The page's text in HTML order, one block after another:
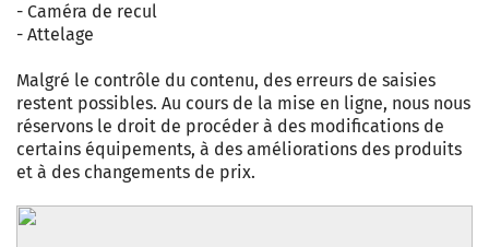
- Caméra de recul
- Attelage
Malgré le contrôle du contenu, des erreurs de saisies
restent possibles. Au cours de la mise en ligne, nous nous
réservons le droit de procéder à des modifications de
certains équipements, à des améliorations des produits
et à des changements de prix.